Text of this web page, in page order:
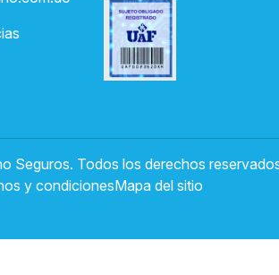
Seguros. Todos los derechos
y condicionesMapa del sitio